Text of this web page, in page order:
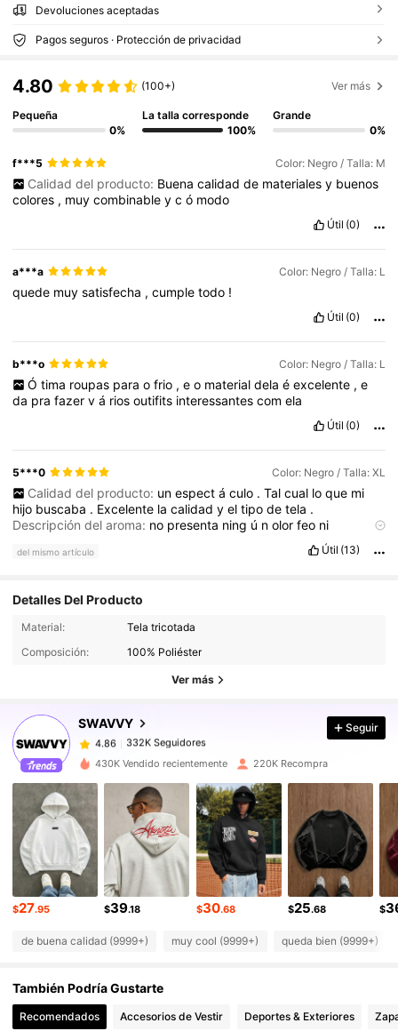
Devoluciones aceptadas
Pagos seguros · Protección de privacidad
4.80 (100+) Ver más
Pequeña
0%
La talla corresponde
100%
Grande
0%
f***5 Color: Negro / Talla: M
Calidad del producto: Buena calidad de materiales y buenos
colores , muycombinableycó modo
Útil (0)
a***a Color: Negro / Talla: L
quede muysatisfecha ,cumpletodo !
Útil (0)
b***o Color: Negro / Talla: L
Ó tima roupas para o frio , e o material dela é excelente , e
da prafazervá riosoutifits interessantescomela
Útil (0)
5***0 Color: Negro / Talla: XL
Calidad del producto: un espect á culo . Tal cual lo que mi
hijo buscaba . Excelente lacalidadyeltipodetela .
Descripción del aroma: no presenta ning ú nolorfeo ni
diferencia de color:
nticoalasfotos Mi hijomá
s
del mismo artículo Útil (13)
Detalles Del Producto
Material:
Tela tricotada
Composición:
100% Poliéster
Ver más
SWAVVY
332K Seguidores
332K Seguidores
332K Seguidores
4.86
332K Seguidores
b***s
seguidoHace 1 horas
4.86
332K Seguidores
4.86 332K Seguidores
332K Seguidores
4.86 332K Seguidores
332K Seguidores
4.86 332K Seguidores
Seguir
430K Vendido recientemente 220K Recompra
$27.95 $39.18 $30.68 $25.68 $
de buena calidad (9999+) muy cool (9999+) queda bien (9999+)
También Podría Gustarte
Recomendados Accesorios de Vestir Deportes & Exteriores